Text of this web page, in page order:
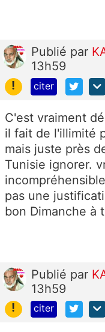
Publié par
13h59
!
citer
C'est vraiment
il fait de l'illimité
mais juste près
Tunisie ignorer.
pas une
bon Dimanche à
Publié par
13h59
!
citer